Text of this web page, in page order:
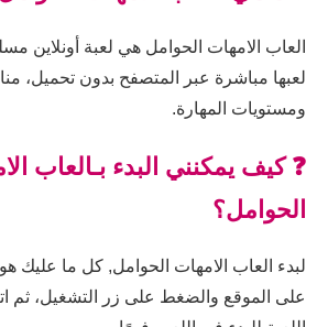
العاب الامهات الحوامل هي لعبة أونلاين
لعبها مباشرة عبر المتصفح بدون تحميل،
ومستويات المهارة.
❓ كيف يمكنني البدء بـالعاب
الحوامل؟
لبدء العاب الامهات الحوامل, كل ما عليك
على الموقع والضغط على زر التشغيل، ثم